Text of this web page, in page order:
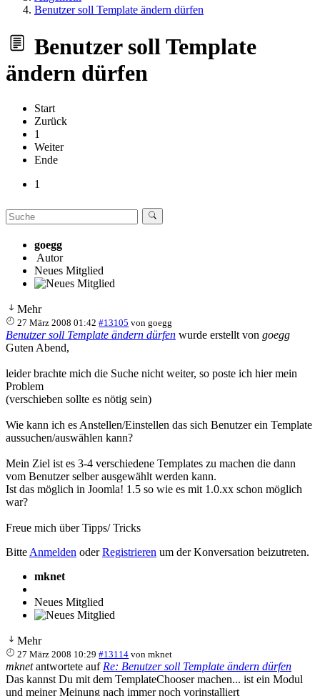
Benutzer soll Template ändern dürfen
Benutzer soll Template
ändern dürfen
Start
Zurück
1
Weiter
Ende
1
goegg
Autor
Neues Mitglied
Mehr
27 März 2008 01:42 #13105 vongoegg
Benutzer soll Template ändern dürfen wurde erstellt von goegg
Guten Abend,
leider brachte mich die Suche nicht weiter, so poste ich hier mein
Problem
(verschieben sollte es nötig sein)
Wie kann ich es Anstellen/Einstellen das sich Benutzer ein Template
aussuchen/auswählen kann?
Mein Ziel ist es 3-4 verschiedene Templates zu machen die dann
vom Benutzer selber ausgewählt werden kann.
Ist das möglich in Joomla! 1.5 so wie es mit 1.0.xx schon möglich
war?
Freue mich über Tipps/ Tricks
Bitte Anmelden oderRegistrieren um der Konversation beizutreten.
mknet
Neues Mitglied
Mehr
27 März 2008 10:29 #13114 vonmknet
mknetantwortete auf Re: Benutzer soll Template ändern dürfen
Das kannst Du mit dem TemplateChooser machen... ist ein Modul
und meiner Meinung nach immer noch vorinstalliert